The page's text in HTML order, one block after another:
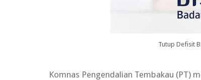
Tutup Defisit
Komnas Pengendalian Tembakau (PT)